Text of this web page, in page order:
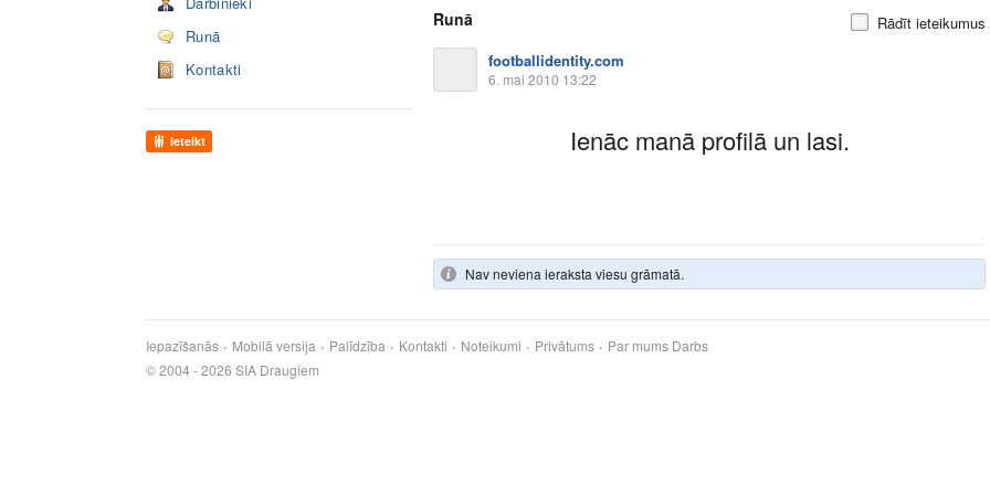
Runā
Kontakti
Ieteikt
Runā
Rādīt ieteikumus
footballidentity.com
6. mai 2010 13:22
Ienāc manā profilā un lasi.
Nav neviena ieraksta viesu grāmatā.
Iepazīšanās Mobilā versija Palīdzība Kontakti Noteikumi Privātums Par mums Darbs
© 2004 - 2026 SIA Draugiem